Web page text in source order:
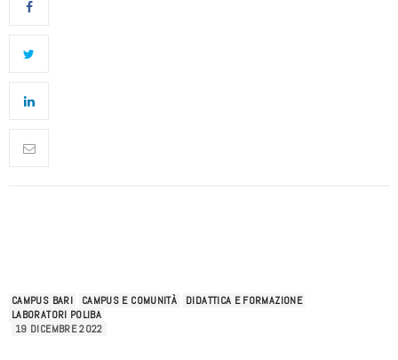
CAMPUS BARI CAMPUS E COMUNITÀ
DIDATTICA E FORMAZIONE
LABORATORI POLIBA
19 DICEMBRE 2022